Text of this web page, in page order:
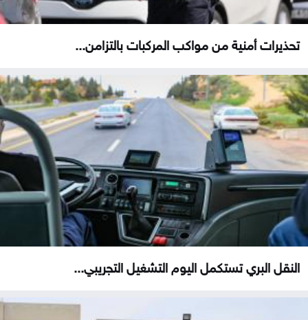
تحذيرات أمنية من مواكب المركبات بالتزامن...
النقل البري تستكمل اليوم التشغيل التجريبي...